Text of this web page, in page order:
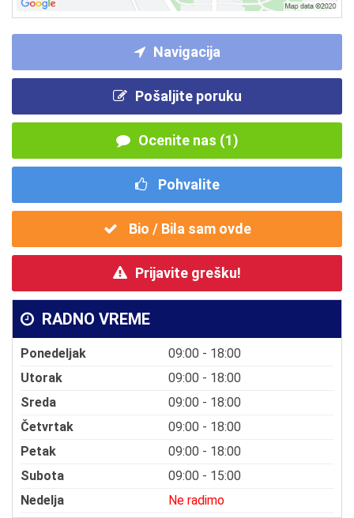
Navigacija
Pošaljite poruku
Ocenite nas (1)
Pohvalite
Bio / Bila sam ovde
Prijavite grešku!
RADNO VREME
Ponedeljak
09:00 - 18:00
Utorak
09:00 - 18:00
Sreda
09:00 - 18:00
Četvrtak
09:00 - 18:00
Petak
09:00 - 18:00
Subota
09:00 - 15:00
Nedelja
Ne radimo